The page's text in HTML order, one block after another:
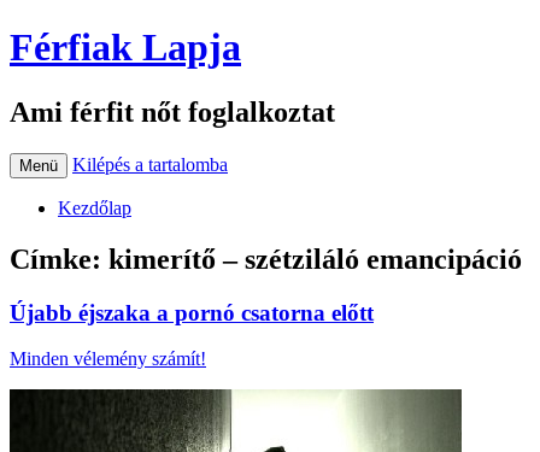
Férfiak Lapja
Ami férfit nőt foglalkoztat
Menü Kilépés a tartalomba
Kezdőlap
Címke: kimerítő – szétziláló emancipáció
Újabb éjszaka a pornó csatorna előtt
Minden vélemény számít!